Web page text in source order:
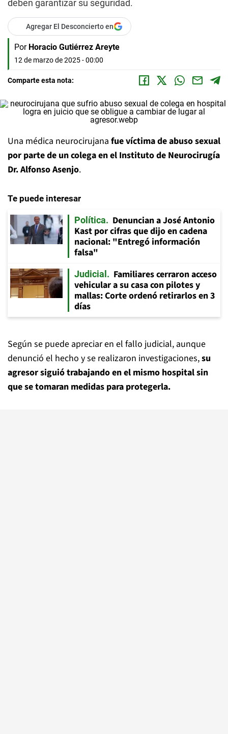
deben garantizar su seguridad.
Agregar El Desconcierto en
Por Horacio Gutiérrez Areyte
12 de marzo de 2025 - 00:00
Comparte esta nota:
Una médica neurocirujana fue víctima de abuso sexual
por parte de un colega en el Instituto de Neurocirugía
Dr. Alfonso Asenjo.
Te puede interesar
Política
Denuncian a José Antonio
Kast por cifras que dijo en cadena
nacional: "Entregó información
falsa"
Judicial
Familiares cerraron acceso
vehicular a su casa con pilotes y
mallas: Corte ordenó retirarlos en 3
días
Según se puede apreciar en el fallo judicial, aunque
denunció el hecho y se realizaron investigaciones,su
agresor siguió trabajando en el mismo hospital sin
que se tomaran medidas para protegerla.